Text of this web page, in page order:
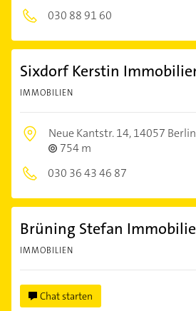
030 88 91 60
Sixdorf Kerstin
IMMOBILIEN
Neue Kantstr. 14,14057 Berlin
754 m
030 36 43 46 87
Brüning Stefan
IMMOBILIEN
Chat starten